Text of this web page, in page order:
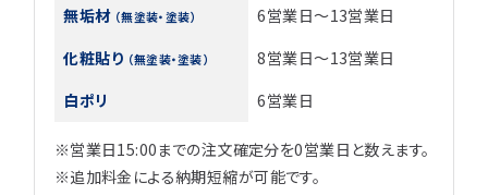
無垢材 （無塗装・塗装）
6営業日～13営業日
化粧貼り （無塗装・塗装）
8営業日～13営業日
白ポリ
6営業日
※営業日15:00までの注文確定分を0営業日と数えます。
※追加料金による納期短縮が可能です。